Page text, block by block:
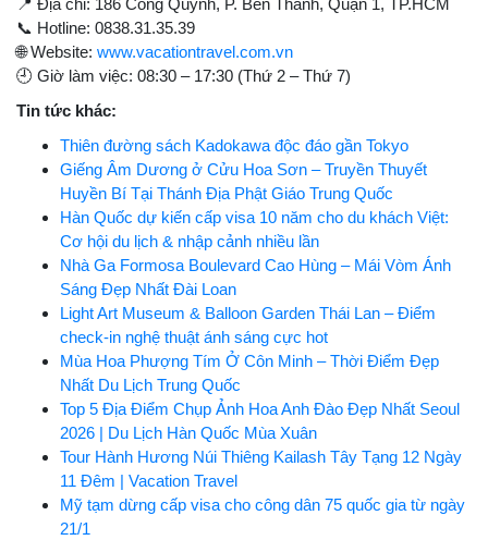
📍 Địa chỉ: 186 Cống Quỳnh, P. Bến Thành, Quận 1, TP.HCM
📞 Hotline: 0838.31.35.39
🌐 Website: www.vacationtravel.com.vn
🕘 Giờ làm việc: 08:30 – 17:30 (Thứ 2 – Thứ 7)
Tin tức khác:
Thiên đường sách Kadokawa độc đáo gần Tokyo
Giếng Âm Dương ở Cửu Hoa Sơn – Truyền Thuyết
Huyền Bí Tại Thánh Địa Phật Giáo Trung Quốc
Hàn Quốc dự kiến cấp visa 10 năm cho du khách Việt:
Cơ hội du lịch & nhập cảnh nhiều lần
Nhà Ga Formosa Boulevard Cao Hùng – Mái Vòm Ánh
Sáng Đẹp Nhất Đài Loan
Light Art Museum & Balloon Garden Thái Lan – Điểm
check-in nghệ thuật ánh sáng cực hot
Mùa Hoa Phượng Tím Ở Côn Minh – Thời Điểm Đẹp
Nhất Du Lịch Trung Quốc
Top 5 Địa Điểm Chụp Ảnh Hoa Anh Đào Đẹp Nhất Seoul
2026 | Du Lịch Hàn Quốc Mùa Xuân
Tour Hành Hương Núi Thiêng Kailash Tây Tạng 12 Ngày
11 Đêm | Vacation Travel
Mỹ tạm dừng cấp visa cho công dân 75 quốc gia từ ngày
21/1